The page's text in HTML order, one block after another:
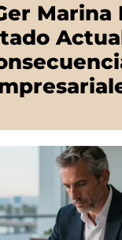
Marina